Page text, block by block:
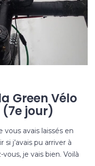
Green Vélo
jour)
vous avais laissés en
j’avais pu arriver à
je vais bien. Voilà